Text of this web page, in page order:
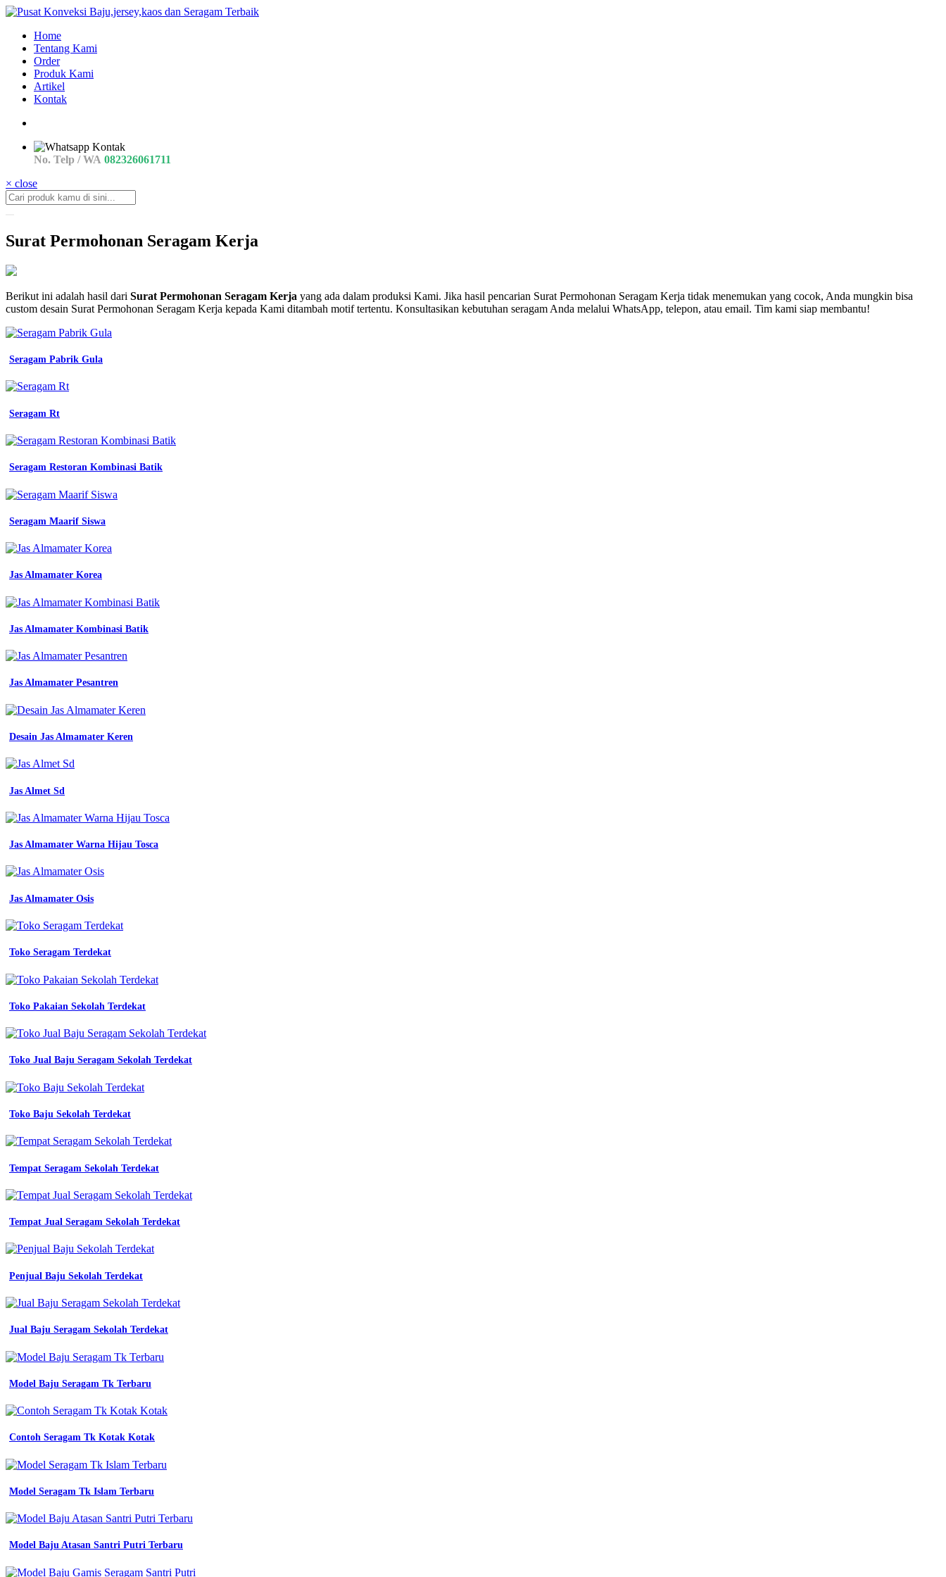
Home
Tentang Kami
Order
Produk Kami
Artikel
Kontak
No. Telp / WA 082326061711
× close
Surat Permohonan Seragam Kerja
contoh
Surat
Seragam
surat
seragam
56
koleksi
gambar
contoh
surat
pengajuan
sketsa
almet
hitam
training
seragam
56
gambar
contoh
surat
permintaan
seragam
kerja
koleksi
2
contoh
permohonan
seragam
nomer
surat
permohonan
pdf
detail
contoh
Surat
Penawaran
Seragam
Kerja
Permohonan
Seragam
permintaan
seragam
koleksi
8
surat
seragam
seragam
smk
pati
kerja
ke
atasan
lamaran
surat
seragam
detail
surat
seragam
koleksi
nomer
52
Berikut ini adalah hasil dari Surat Permohonan Seragam Kerja yang ada dalam produksi Kami. Jika hasil pencarian Surat Permohonan Seragam Kerja tidak menemukan yang cocok, Anda mungkin bisa
custom desain Surat Permohonan Seragam Kerja kepada Kami ditambah motif tertentu. Konsultasikan kebutuhan seragam Anda melalui WhatsApp, telepon, atau email. Tim kami siap membantu!
Seragam Pabrik Gula
Seragam Rt
Seragam Restoran Kombinasi Batik
Seragam Maarif Siswa
Jas Almamater Korea
Jas Almamater Kombinasi Batik
Jas Almamater Pesantren
Desain Jas Almamater Keren
Jas Almet Sd
Jas Almamater Warna Hijau Tosca
Jas Almamater Osis
Toko Seragam Terdekat
Toko Pakaian Sekolah Terdekat
Toko Jual Baju Seragam Sekolah Terdekat
Toko Baju Sekolah Terdekat
Tempat Seragam Sekolah Terdekat
Tempat Jual Seragam Sekolah Terdekat
Penjual Baju Sekolah Terdekat
Jual Baju Seragam Sekolah Terdekat
Model Baju Seragam Tk Terbaru
Contoh Seragam Tk Kotak Kotak
Model Seragam Tk Islam Terbaru
Model Baju Atasan Santri Putri Terbaru